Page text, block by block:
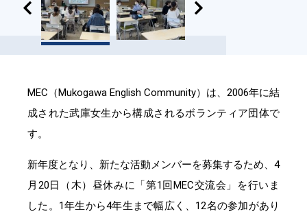
MEC（Mukogawa English Community）は、2006年に結
成された武庫女生から構成されるボランティア団体で
す。
新年度となり、新たな活動メンバーを募集するため、4
月20日（木）昼休みに「第1回MEC交流会」を行いま
した。1年生から4年生まで幅広く、12名の参加があり